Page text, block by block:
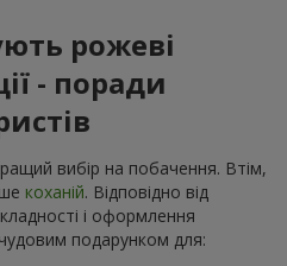
рожеві
- поради
вибір на побачення. Втім,
коханій. Відповідно від
і оформлення
подарунком для: